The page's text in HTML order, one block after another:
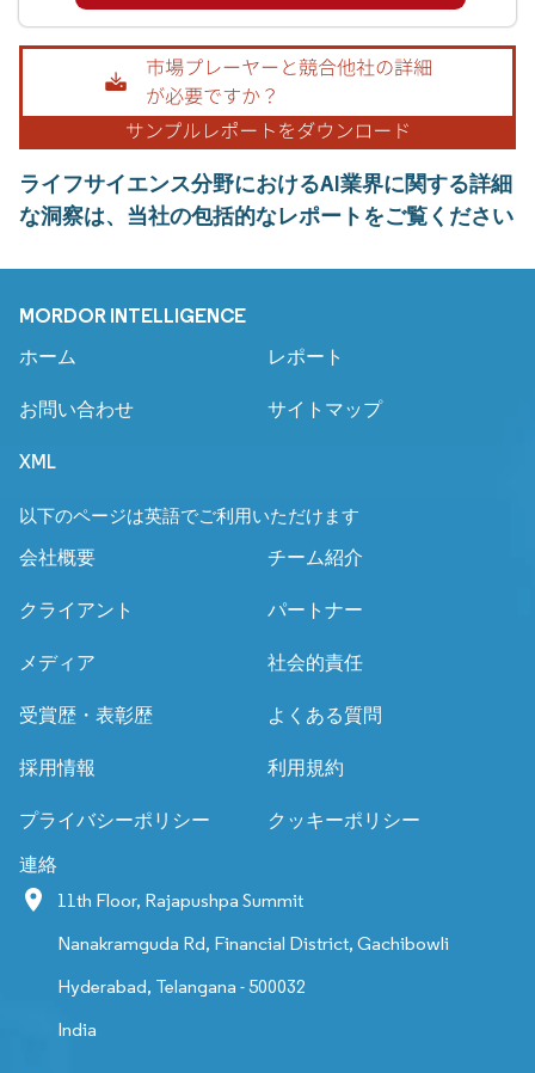
ライフサイエンス分野におけるAI業界に関する詳細
な洞察は、当社の包括的なレポートをご覧ください
MORDOR INTELLIGENCE
ホーム レポート
お問い合わせ サイトマップ
XML
以下のページは英語でご利用いただけます
会社概要 チーム紹介
クライアント パートナー
メディア 社会的責任
受賞歴・表彰歴 よくある質問
採用情報 利用規約
プライバシーポリシー クッキーポリシー
連絡
11th Floor, Rajapushpa Summit
Nanakramguda Rd, Financial District, Gachibowli
Hyderabad, Telangana - 500032
India